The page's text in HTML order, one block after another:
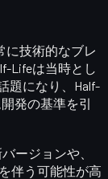
に技術的なブレ
Lifeは当時とし
題になり、Half-
発の基準を引
バージョンや、
伴う可能性が高